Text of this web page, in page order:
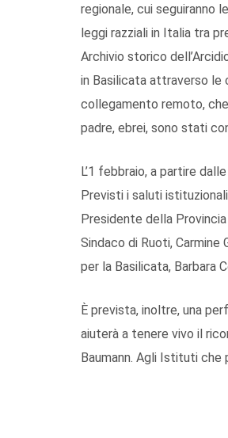
regionale, cui seguiranno
leggi razziali in Italia tra
Archivio storico
in Basilicata attraverso le
collegamento remoto,
padre, ebrei, sono stati
L’1 febbraio, a partire
Previsti i saluti
Presidente della
Sindaco di Ruoti,
per la Basilicata, Barbara
È prevista, inoltre, una
aiuterà a tenere vivo il
Baumann. Agli Istituti che